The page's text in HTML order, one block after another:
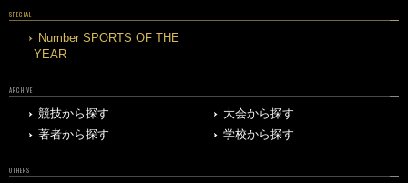
SPECIAL
Number SPORTS OF THE
YEAR
ARCHIVE
競技から探す
大会から探す
著者から探す
学校から探す
OTHERS